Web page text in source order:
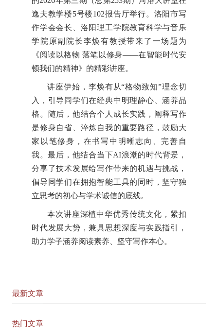
逸夫教学楼5号楼102报告厅举行。洛阳市写
作学会会长、洛阳理工学院教育科学与音乐
学院原副院长李焕有教授带来了一场题为
《阅读以格物 落笔以修身——在智能时代安
顿我们的精神》的精彩讲座。
讲座伊始，李焕有从“格物致知”理念切
入，引导同学们在经典中明理静心、涵养品
格。随后，他结合个人成长实践，阐释写作
是修身自省、淬炼自我的重要路径，鼓励大
家以笔修身，在书写中明晰志向、完善自
我。最后，他结合当下AI浪潮的时代背景，
分享了技术发展给写作带来的机遇与挑战，
倡导同学们在拥抱智能工具的同时，坚守独
立思考的初心与学术诚信的底线。
本次讲座深植中华优秀传统文化，紧扣
时代发展大势，兼具思想深度与实践指引，
助力学子涵养阅读素养、坚守写作本心。
最新文章
热门文章